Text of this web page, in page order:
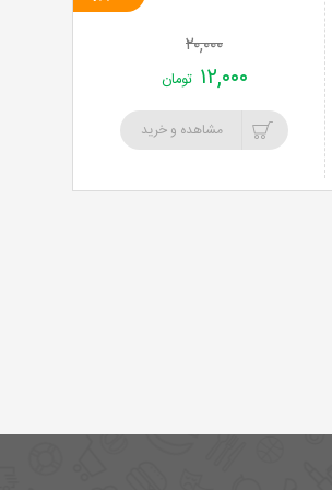
۲۰,۰۰۰
۱۲,۰۰۰ تومان
مشاهده و خرید